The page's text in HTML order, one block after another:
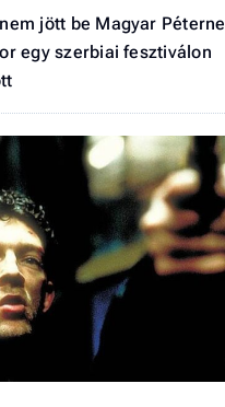
jött be Magyar
egy szerbiai fesztiválon